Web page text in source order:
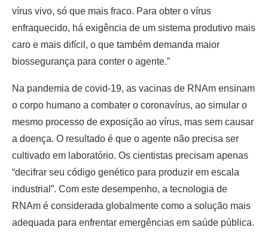
vírus vivo, só que mais fraco. Para obter o vírus
enfraquecido, há exigência de um sistema produtivo mais
caro e mais difícil, o que também demanda maior
biossegurança para conter o agente.”
Na pandemia de covid-19, as vacinas de RNAm ensinam
o corpo humano a combater o coronavírus, ao simular o
mesmo processo de exposição ao vírus, mas sem causar
a doença. O resultado é que o agente não precisa ser
cultivado em laboratório. Os cientistas precisam apenas
“decifrar seu código genético para produzir em escala
industrial”. Com este desempenho, a tecnologia de
RNAm é considerada globalmente como a solução mais
adequada para enfrentar emergências em saúde pública.